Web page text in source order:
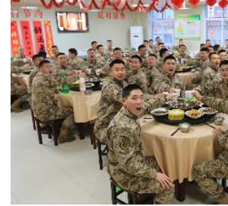
国
防
智
库
英
雄
模
范
英
退